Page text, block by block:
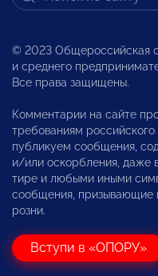
© 2023 Общероссийская
и среднего
Все права защищены.
Комментарии на сайте
требованиям
публикуем сообщения,
и/или оскорбления, даже
тире и любыми иными
сообщения, призывающие
розни.
Вступи в «ОПОРУ»